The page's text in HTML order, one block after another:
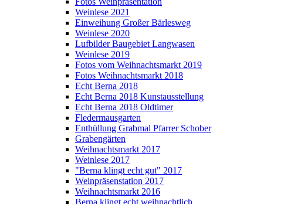
Weinlese 2021
Einweihung Großer Bärlesweg
Weinlese 2020
Lufbilder Baugebiet Langwasen
Weinlese 2019
Fotos vom Weihnachtsmarkt 2019
Fotos Weihnachtsmarkt 2018
Echt Berna 2018
Echt Berna 2018 Kunstausstellung
Echt Berna 2018 Oldtimer
Fledermausgarten
Enthüllung Grabmal Pfarrer Schober
Grabengärten
Weihnachtsmarkt 2017
Weinlese 2017
"Berna klingt echt gut" 2017
Weinpräsenstation 2017
Weihnachtsmarkt 2016
Berna klingt echt weihnachtlich